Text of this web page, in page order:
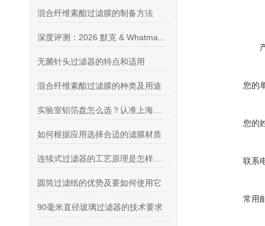
混合纤维素酯过滤膜的制备方法
无菌针头过滤器的特点和适用
混合纤维素酯过滤膜的种类及用途
如何根据应用选择合适的滤膜材质
圆筒过滤纸的优势及要如何使用它
90毫米直径玻璃过滤器的技术要求
您的
您的
联系
常用